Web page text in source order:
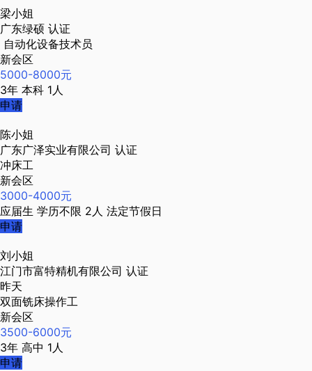
梁小姐
广东绿硕 认证
自动化设备技术员
新会区
5000-8000元
3年 本科 1人
申请
陈小姐
广东广泽实业有限公司 认证
冲床工
新会区
3000-4000元
应届生 学历不限 2人 法定节假日
申请
刘小姐
江门市富特精机有限公司 认证
昨天
双面铣床操作工
新会区
3500-6000元
3年 高中 1人
申请